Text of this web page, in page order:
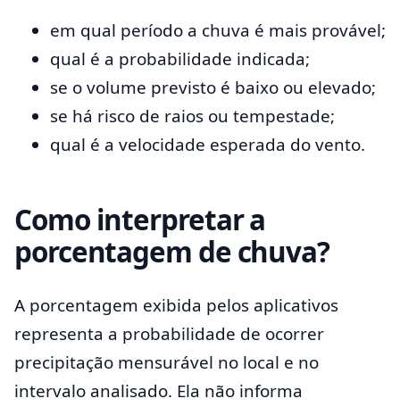
em qual período a chuva é mais provável;
qual é a probabilidade indicada;
se o volume previsto é baixo ou elevado;
se há risco de raios ou tempestade;
qual é a velocidade esperada do vento.
Como interpretar a
porcentagem de chuva?
A porcentagem exibida pelos aplicativos
representa a probabilidade de ocorrer
precipitação mensurável no local e no
intervalo analisado. Ela não informa